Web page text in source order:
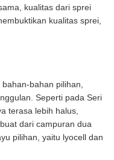
kualitas dari sprei
kualitas sprei,
bahan pilihan,
Seperti pada Seri
terasa lebih halus,
dari campuran dua
pilihan, yaitu lyocell dan